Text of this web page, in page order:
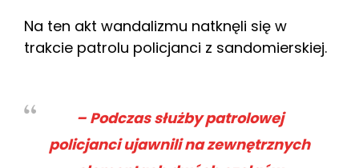
Na ten akt wandalizmu natknęli się w
trakcie patrolu policjanci z sandomierskiej.
– Podczas służby patrolowej
policjanci ujawnili na zewnętrznych